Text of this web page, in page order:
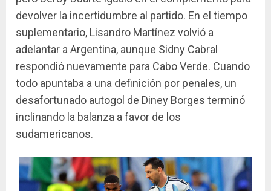
devolver la incertidumbre al partido. En el tiempo
suplementario, Lisandro Martínez volvió a
adelantar a Argentina, aunque Sidny Cabral
respondió nuevamente para Cabo Verde. Cuando
todo apuntaba a una definición por penales, un
desafortunado autogol de Diney Borges terminó
inclinando la balanza a favor de los
sudamericanos.